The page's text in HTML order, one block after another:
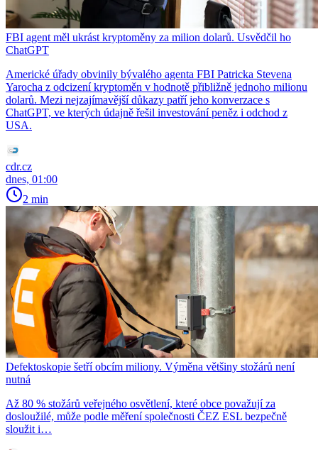
FBI agent měl ukrást kryptoměny za milion dolarů. Usvědčil ho
ChatGPT
Americké úřady obvinily bývalého agenta FBI Patricka Stevena
Yarocha z odcizení kryptoměn v hodnotě přibližně jednoho milionu
dolarů. Mezi nejzajímavější důkazy patří jeho konverzace s
ChatGPT, ve kterých údajně řešil investování peněz i odchod z
USA.
cdr.cz
dnes, 01:00
2 min
Defektoskopie šetří obcím miliony. Výměna většiny stožárů není
nutná
Až 80 % stožárů veřejného osvětlení, které obce považují za
dosloužilé, může podle měření společnosti ČEZ ESL bezpečně
sloužit i…